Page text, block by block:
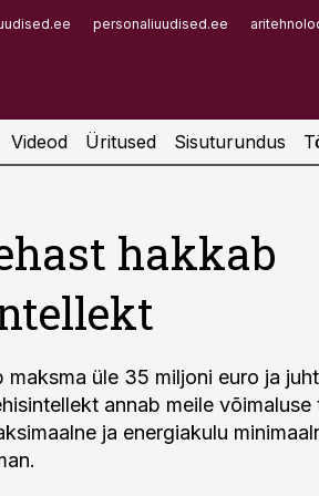
personaliuudised.ee
Videod Üritused Sisuturundus
hakkab
üle 35 miljoni euro ja
annab meile
ja energiakulu